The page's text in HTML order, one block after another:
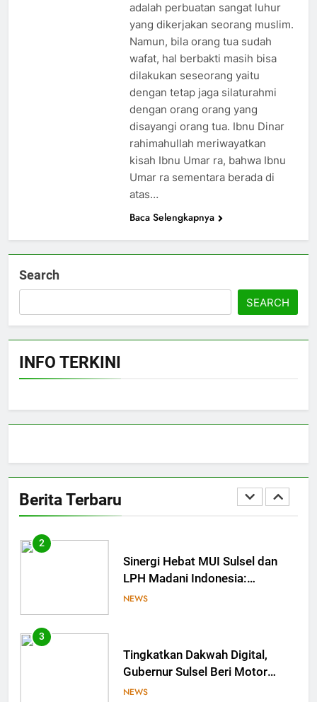
adalah perbuatan sangat luhur
yang dikerjakan seorang muslim.
Namun, bila orang tua sudah
wafat, hal berbakti masih bisa
dilakukan seseorang yaitu
dengan tetap jaga silaturahmi
dengan orang orang yang
disayangi orang tua. Ibnu Dinar
rahimahullah meriwayatkan
kisah Ibnu Umar ra, bahwa Ibnu
Umar ra sementara berada di
atas…
Baca Selengkapnya
Search
SEARCH
INFO TERKINI
Berita Terbaru
MUI Sulsel dan LPH Madani
Indonesia Tetapkan Empat
Pelaku Usaha Halal
NEWS
Sinergi MUI Sulsel dan LPH
Halal, Sidang Fatwa Tetapkan
Kehalalan 7 Pelaku Usaha
NEWS
Bolehkah Dibeli? MUI Sulsel
Jelaskan Batas Kaidah Darurat
NEWS
8
Semen Tonasa
NEWS
Ingin Buktikan Toleransi Lewat
2
Sinergi Hebat MUI Sulsel dan
LPH Madani Indonesia:
Percepat Sertifikasi Halal, 4
NEWS
3
Tingkatkan Dakwah Digital,
Gubernur Sulsel Beri Motor
untuk Tim Media MUI Sulawesi
NEWS